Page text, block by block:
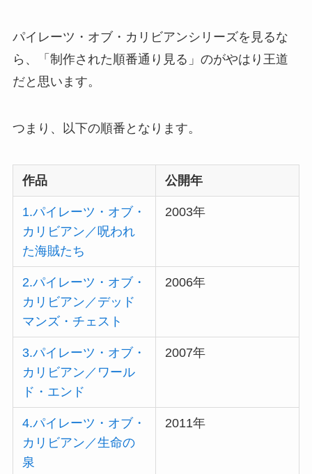
パイレーツ・オブ・カリビアンシリーズを見るな
ら、「制作された順番通り見る」のがやはり王道
だと思います。
つまり、以下の順番となります。
作品 公開年
1.パイレーツ・オブ・
カリビアン／呪われ
た海賊たち
2003年
2.パイレーツ・オブ・
カリビアン／デッド
マンズ・チェスト
2006年
3.パイレーツ・オブ・
カリビアン／ワール
ド・エンド
2007年
4.パイレーツ・オブ・
カリビアン／生命の
泉
2011年